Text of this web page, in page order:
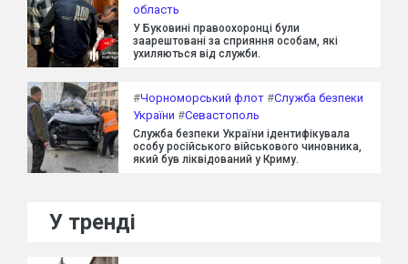
область
У Буковині правоохоронці були
заарештовані за сприяння особам, які
ухиляються від служби.
#Чорноморський флот #Служба безпеки
України #Севастополь
Служба безпеки України ідентифікувала
особу російського військового чиновника,
який був ліквідований у Криму.
У тренді